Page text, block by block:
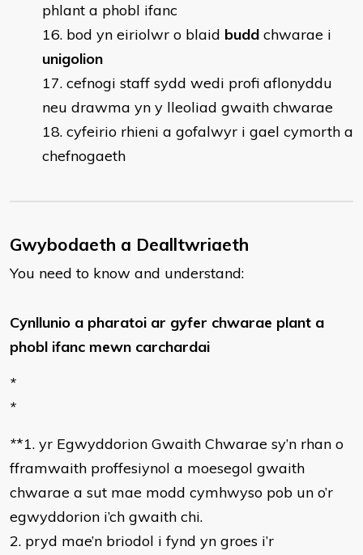
phlant a phobl ifanc
bod yn eiriolwr o blaid budd chwarae i
unigolion
cefnogi staff sydd wedi profi aflonyddu
neu drawma yn y lleoliad gwaith chwarae
cyfeirio rhieni a gofalwyr i gael cymorth a
chefnogaeth
Gwybodaeth a Dealltwriaeth
You need to know and understand:
Cynllunio a pharatoi ar gyfer chwarae plant a
phobl ifanc mewn carchardai
*
*
**1. yr Egwyddorion Gwaith Chwarae sy’n rhan o
fframwaith proffesiynol a moesegol gwaith
chwarae a sut mae modd cymhwyso pob un o’r
egwyddorion i’ch gwaith chi.
2. pryd mae’n briodol i fynd yn groes i’r